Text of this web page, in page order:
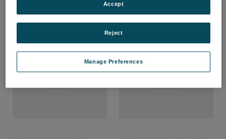
Manage Preferences
Reject
Accept